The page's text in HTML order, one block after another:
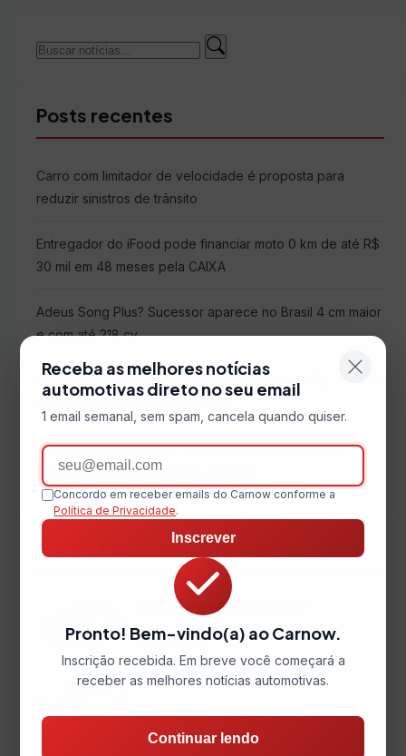
Buscar
Buscar
Posts recentes
Carro com limitador de velocidade é proposta para
reduzir sinistros de trânsito
Entregador do iFood pode financiar moto 0 km de até R$
30 mil em 48 meses pela CAIXA
Adeus Song Plus? Sucessor aparece no Brasil 4 cm maior
e com até 218 cv
Nova picape grandona mantém 426 cv, corta R$ 135 mil e
GWM supera Caoa Chery e coloca segunda marca
chinesa entre as 10 maiores do Brasil
Carros de Luxo em Destaque
Audi RS Q8 4.0 BITURBO FSI
2022 • 4.115 km
R$ 890.000
Porsche Taycan Elétrico
R$ 429.000
Ver todos os veículos →
Receba as melhores notícias
automotivas direto no seu email
1 email semanal, sem spam, cancela quando quiser.
Email
Concordo em receber emails do Carnow conforme a
Política de Privacidade.
Inscrever
Pronto! Bem-vindo(a) ao Carnow.
Inscrição recebida. Em breve você começará a
receber as melhores notícias automotivas.
Continuar lendo